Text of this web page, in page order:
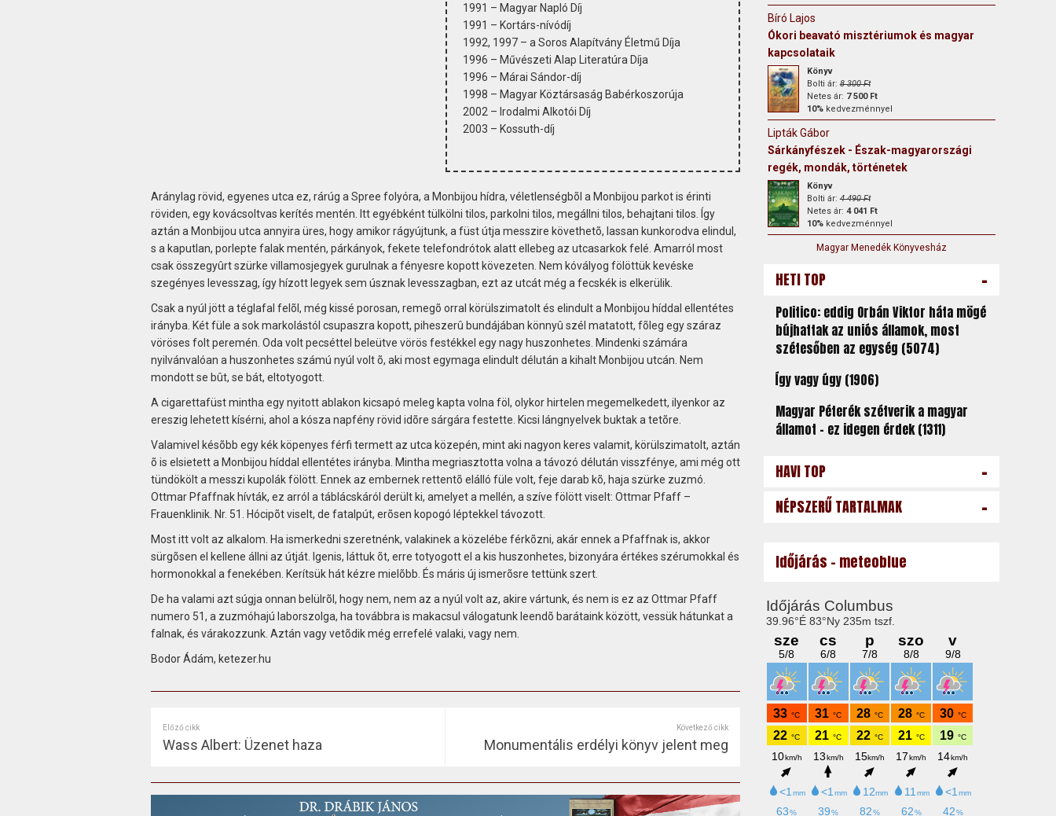
1991 – Magyar Napló Díj
1991 – Kortárs-nívódíj
1992, 1997 – a Soros Alapítvány Életmű Díja
1996 – Művészeti Alap Literatúra Díja
1996 – Márai Sándor-díj
1998 – Magyar Köztársaság Babérkoszorúja
2002 – Irodalmi Alkotói Díj
2003 – Kossuth-díj
Aránylag rövid, egyenes utca ez, rárúg a Spree folyóra, a Monbijou hídra, véletlenségbõl a Monbijou parkot is érinti
röviden, egy kovácsoltvas kerítés mentén. Itt egyébként tülkölni tilos, parkolni tilos, megállni tilos, behajtani tilos. Így
aztán a Monbijou utca annyira üres, hogy amikor rágyújtunk, a füst útja messzire követhetõ, lassan kunkorodva elindul,
s a kaputlan, porlepte falak mentén, párkányok, fekete telefondrótok alatt ellebeg az utcasarkok felé. Amarról most
csak összegyûrt szürke villamosjegyek gurulnak a fényesre kopott kövezeten. Nem kóvályog fölöttük kevéske
szegényes levesszag, így hízott legyek sem úsznak levesszagban, ezt az utcát még a fecskék is elkerülik.
Csak a nyúl jött a téglafal felõl, még kissé porosan, remegõ orral körülszimatolt és elindult a Monbijou híddal ellentétes
irányba. Két füle a sok markolástól csupaszra kopott, piheszerû bundájában könnyû szél matatott, fõleg egy száraz
vöröses folt peremén. Oda volt pecséttel beleütve vörös festékkel egy nagy huszonhetes. Mindenki számára
nyilvánvalóan a huszonhetes számú nyúl volt õ, aki most egymaga elindult délután a kihalt Monbijou utcán. Nem
mondott se bût, se bát, eltotyogott.
A cigarettafüst mintha egy nyitott ablakon kicsapó meleg kapta volna föl, olykor hirtelen megemelkedett, ilyenkor az
ereszig lehetett kísérni, ahol a kósza napfény rövid idõre sárgára festette. Kicsi lángnyelvek buktak a tetõre.
Valamivel késõbb egy kék köpenyes férfi termett az utca közepén, mint aki nagyon keres valamit, körülszimatolt, aztán
õ is elsietett a Monbijou híddal ellentétes irányba. Mintha megriasztotta volna a távozó délután visszfénye, ami még ott
tündökölt a messzi kupolák fölött. Ennek az embernek rettentõ elálló füle volt, feje darab kõ, haja szürke zuzmó.
Ottmar Pfaffnak hívták, ez arról a táblácskáról derült ki, amelyet a mellén, a szíve fölött viselt: Ottmar Pfaff –
Frauenklinik. Nr. 51. Hócipõt viselt, de fatalpút, erõsen kopogó léptekkel távozott.
Most itt volt az alkalom. Ha ismerkedni szeretnénk, valakinek a közelébe férkõzni, akár ennek a Pfaffnak is, akkor
sürgõsen el kellene állni az útját. Igenis, láttuk õt, erre totyogott el a kis huszonhetes, bizonyára értékes szérumokkal és
hormonokkal a fenekében. Kerítsük hát kézre mielõbb. És máris új ismerõsre tettünk szert.
De ha valami azt súgja onnan belülrõl, hogy nem, nem az a nyúl volt az, akire vártunk, és nem is ez az Ottmar Pfaff
numero 51, a zuzmóhajú laborszolga, ha továbbra is makacsul válogatunk leendõ barátaink között, vessük hátunkat a
falnak, és várakozzunk. Aztán vagy vetõdik még errefelé valaki, vagy nem.
Bodor Ádám, ketezer.hu
Előző cikk
Wass Albert: Üzenet haza
Következő cikk
Monumentális erdélyi könyv jelent meg
Bíró Lajos
Ókori beavató misztériumok és magyar
kapcsolataik
Könyv
Bolti ár:8 300 Ft
Netes ár: 7 500 Ft
10%kedvezménnyel
Lipták Gábor
Sárkányfészek - Észak-magyarországi
regék, mondák, történetek
Könyv
Bolti ár:4 490 Ft
Netes ár: 4 041 Ft
10%kedvezménnyel
Magyar Menedék Könyvesház
HETI TOP -
Politico: eddig Orbán Viktor háta mögé
bújhattak az uniós államok, most
szétesőben az egység (5074)
Így vagy úgy (1906)
Magyar Péterék szétverik a magyar
államot – ez idegen érdek (1311)
HAVI TOP -
NÉPSZERŰ TARTALMAK -
Időjárás - meteoblue